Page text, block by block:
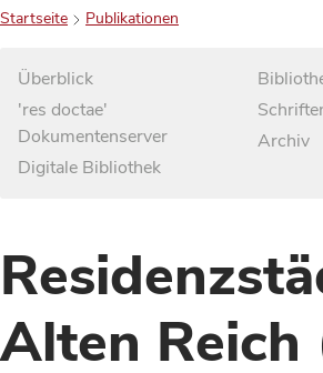
Startseite Publikationen
Überblick
'res doctae'
Dokumentenserver
Digitale Bibliothek
Archiv
Alten Reich